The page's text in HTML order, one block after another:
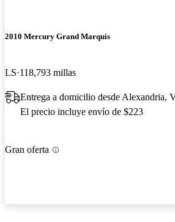
2010 Mercury Grand Marquis
LS 118,793 millas
Entrega a domicilio desde Alexandria,
El precio incluye envío de $223
Gran oferta